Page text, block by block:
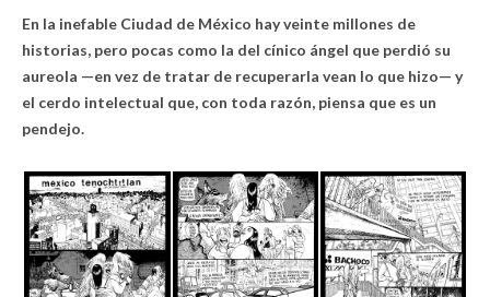
En la inefable Ciudad de México hay veinte millones de
historias, pero pocas como la del cínico ángel que perdió su
aureola —en vez de tratar de recuperarla vean lo que hizo— y
el cerdo intelectual que, con toda razón, piensa que es un
pendejo.